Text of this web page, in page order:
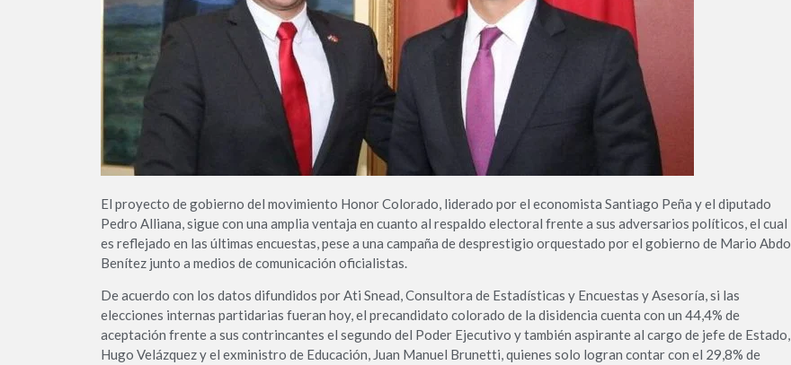
El proyecto de gobierno del movimiento Honor Colorado, liderado por el economista Santiago Peña y el diputado
Pedro Alliana, sigue con una amplia ventaja en cuanto al respaldo electoral frente a sus adversarios políticos, el cual
es reflejado en las últimas encuestas, pese a una campaña de desprestigio orquestado por el gobierno de Mario Abdo
Benítez junto a medios de comunicación oficialistas.
De acuerdo con los datos difundidos por Ati Snead, Consultora de Estadísticas y Encuestas y Asesoría, si las
elecciones internas partidarias fueran hoy, el precandidato colorado de la disidencia cuenta con un 44,4% de
aceptación frente a sus contrincantes el segundo del Poder Ejecutivo y también aspirante al cargo de jefe de Estado,
Hugo Velázquez y el exministro de Educación, Juan Manuel Brunetti, quienes solo logran contar con el 29,8% de